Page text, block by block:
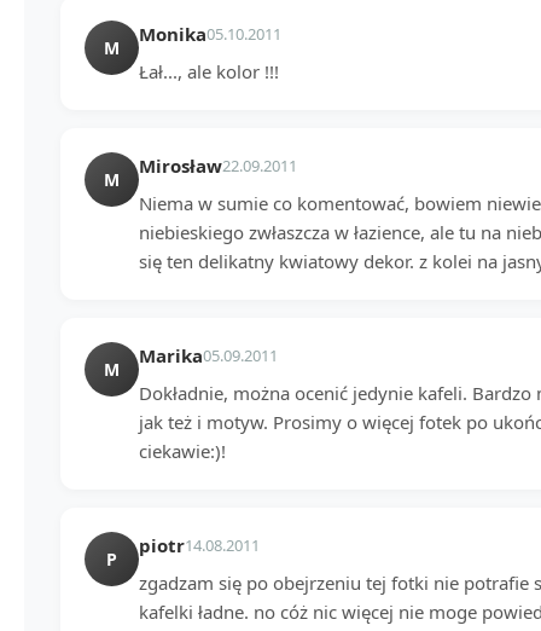
M
Monika05.10.2011
Łał..., ale kolor !!!
M
Mirosław22.09.2011
Niema w sumie co komentować, bowiem
niebieskiego zwłaszcza w łazience, ale tu na
się ten delikatny kwiatowy dekor. z kolei na
M
Marika05.09.2011
Dokładnie, można ocenić jedynie kafeli.
jak też i motyw. Prosimy o więcej fotek po
ciekawie:)!
P
piotr14.08.2011
zgadzam się po obejrzeniu tej fotki nie potrafie
kafelki ładne. no cóż nic więcej nie moge